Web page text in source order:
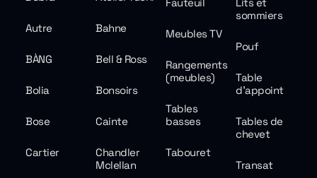
Autre Bahne
BÀNG Bell & Ross
Bolia Bonsoirs
Bose Cainte
Cartier
Chandler
Mclellan
Fauteuil
Lits et
sommiers
Meubles TV
Pouf
Rangements
(meubles)
Table
d'appoint
Tables
basses
Tables de
chevet
Tabouret
Transat